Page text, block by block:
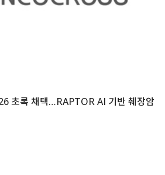
초록 채택…RAPTOR AI 기반 췌장암